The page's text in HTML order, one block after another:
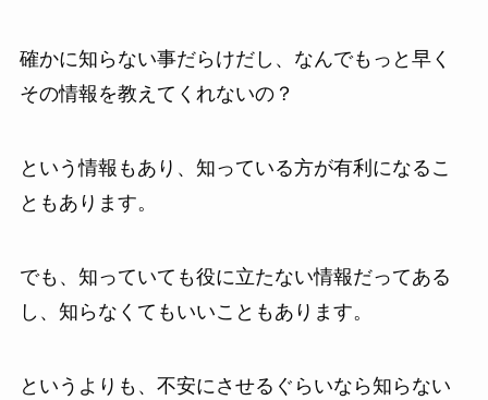
確かに知らない事だらけだし、なんでもっと早く
その情報を教えてくれないの？
という情報もあり、知っている方が有利になるこ
ともあります。
でも、知っていても役に立たない情報だってある
し、知らなくてもいいこともあります。
というよりも、不安にさせるぐらいなら知らない